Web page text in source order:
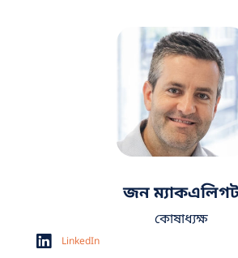
জন
কোষাধ্যক্ষ
LinkedIn